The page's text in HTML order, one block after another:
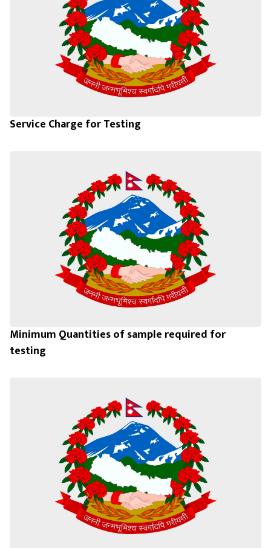
Service Charge for Testing
Minimum Quantities of sample required for
testing